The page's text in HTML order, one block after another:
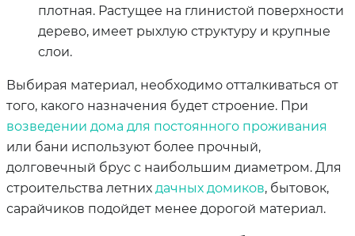
плотная. Растущее на глинистой поверхности
дерево, имеет рыхлую структуру и крупные
слои.
Выбирая материал, необходимо отталкиваться от
того, какого назначения будет строение. При
возведении дома для постоянного проживания
или бани используют более прочный,
долговечный брус с наибольшим диаметром. Для
строительства летних дачных домиков, бытовок,
сарайчиков подойдет менее дорогой материал.